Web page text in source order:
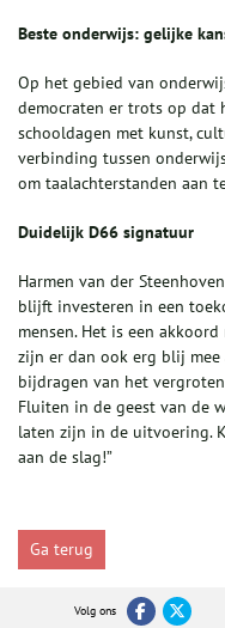
Beste onderwijs: gelijke
Op het gebied van
democraten er trots op
schooldagen met kunst,
verbinding tussen
om taalachterstanden aan
Duidelijk D66 signatuur
Harmen van der
blijft investeren in een
mensen. Het is een
zijn er dan ook erg blij
bijdragen van het
Fluiten in de geest van de
laten zijn in de uitvoering.
aan de slag!”
Ga terug
Volg ons